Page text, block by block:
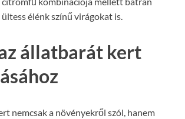
ültess élénk színű virágokat is.
állatbarát kert
nemcsak a növényekről szól, hanem